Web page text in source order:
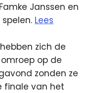
Janssen en
Lees
zich de
op de
zonden ze
finale van het